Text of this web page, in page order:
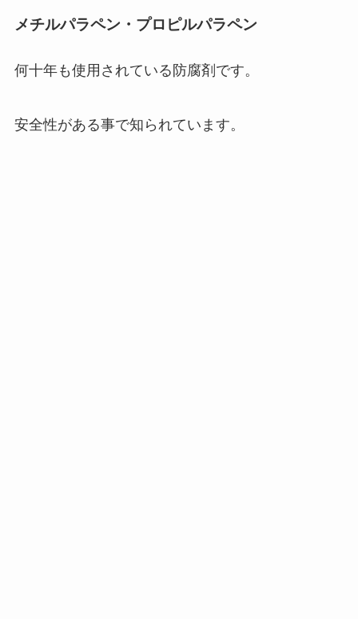
メチルパラペン・プロピルパラペン
何十年も使用されている防腐剤です。
安全性がある事で知られています。